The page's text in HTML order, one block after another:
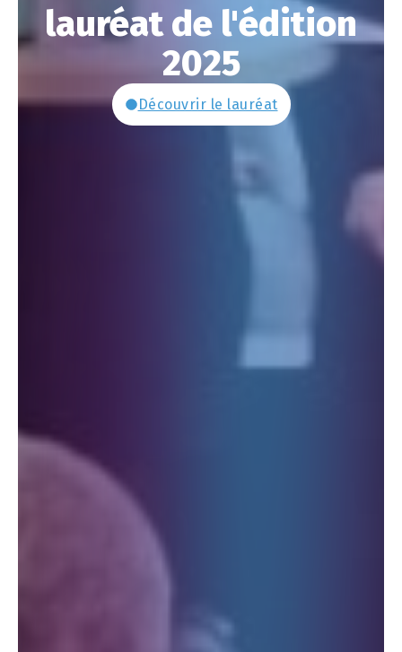
lauréat de l'édition
2025
Découvrir le lauréat